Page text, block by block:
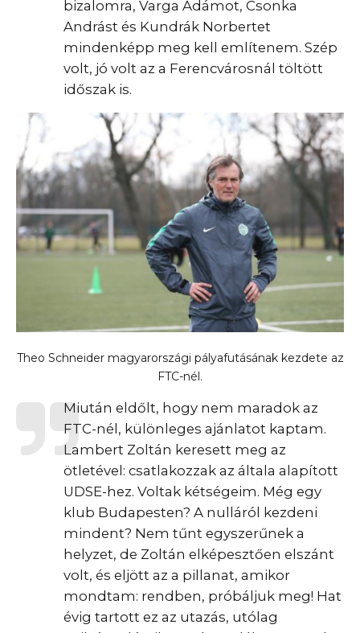
bizalomra, Varga Ádámot, Csonka
Andrást és Kundrák Norbertet
mindenképp meg kell említenem. Szép
volt, jó volt az a Ferencvárosnál töltött
időszak is.
Theo Schneider magyarországi pályafutásának kezdete az
FTC-nél.
Miután eldőlt, hogy nem maradok az
FTC-nél, különleges ajánlatot kaptam.
Lambert Zoltán keresett meg az
ötletével: csatlakozzak az általa alapított
UDSE-hez. Voltak kétségeim. Még egy
klub Budapesten? A nulláról kezdeni
mindent? Nem tűnt egyszerűnek a
helyzet, de Zoltán elképesztően elszánt
volt, és eljött az a pillanat, amikor
mondtam: rendben, próbáljuk meg! Hat
évig tartott ez az utazás, utólag